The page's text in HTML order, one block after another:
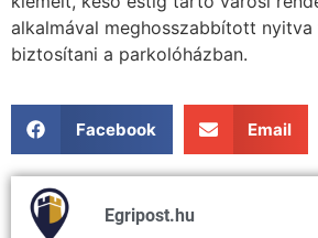
alkalmával meghosszabbított
biztosítani a parkolóházban.
Facebook Email
Egripost.hu